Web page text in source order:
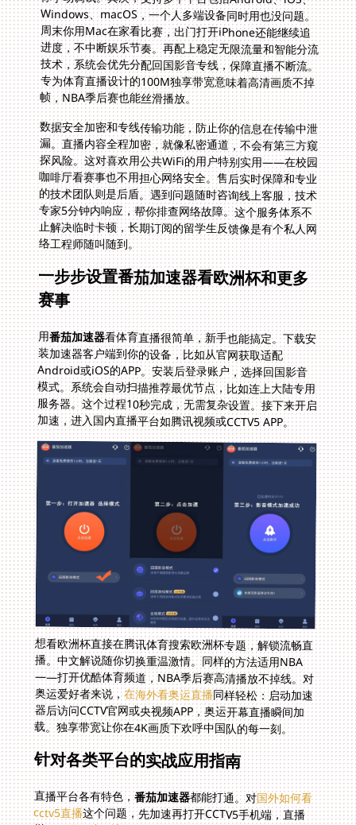
帧，NBA季后赛也能丝滑播放。
数据安全加密和专线传输功能，防止你的信息在传输中泄
漏。直播内容全程加密，就像私密通道，不会有第三方窥
探风险。这对喜欢用公共WiFi的用户特别实用——在校园
咖啡厅看赛事也不用担心网络安全。售后实时保障和专业
的技术团队则是后盾。遇到问题随时咨询线上客服，技术
专家5分钟内响应，帮你排查网络故障。这个服务体系不
止解决临时卡顿，长期订阅的留学生反馈像是有个私人网
络工程师随叫随到。
一步步设置番茄加速器看欧洲杯和更多
赛事
用番茄加速器看体育直播很简单，新手也能搞定。下载安
装加速器客户端到你的设备，比如从官网获取适配
Android或iOS的APP。安装后登录账户，选择回国影音
模式。系统会自动扫描推荐最优节点，比如连上大陆专用
服务器。这个过程10秒完成，无需复杂设置。接下来开启
加速，进入国内直播平台如腾讯视频或CCTV5 APP。
想看欧洲杯直接在腾讯体育搜索欧洲杯专题，解锁流畅直
播。中文解说随你切换重温激情。同样的方法适用NBA
——打开优酷体育频道，NBA季后赛高清播放不掉线。对
奥运爱好者来说，在海外看奥运直播同样轻松：启动加速
器后访问CCTV官网或央视频APP，奥运开幕直播瞬间加
载。独享带宽让你在4K画质下欢呼中国队的每一刻。
针对各类平台的实战应用指南
直播平台各有特色，番茄加速器都能打通。对国外如何看
cctv5直播这个问题，先加速再打开CCTV5手机端，直播
栏目一览无遗。比如足球世界杯期间全程中文解说，留学
生群里再也不被冷落。优酷体育的NBA赛事也同样解决
——开启加速搜索NBA赛程，全屏播放如在国内。方法简
单到只需四步：开机、加速、进平台、追直播。平台支持